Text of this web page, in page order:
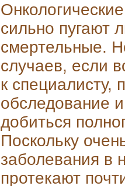
сильно пугают
смертельные.
случаев, если
к специалисту,
обследование
добиться
Поскольку
заболевания в
протекают